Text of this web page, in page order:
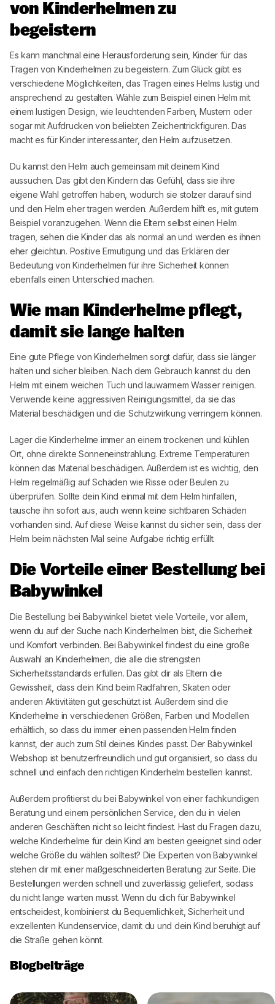
von Kinderhelmen zu
begeistern
Es kann manchmal eine Herausforderung sein, Kinder für das
Tragen von Kinderhelmen zu begeistern. Zum Glück gibt es
verschiedene Möglichkeiten, das Tragen eines Helms lustig und
ansprechend zu gestalten. Wähle zum Beispiel einen Helm mit
einem lustigen Design, wie leuchtenden Farben, Mustern oder
sogar mit Aufdrucken von beliebten Zeichentrickfiguren. Das
macht es für Kinder interessanter, den Helm aufzusetzen.
Du kannst den Helm auch gemeinsam mit deinem Kind
aussuchen. Das gibt den Kindern das Gefühl, dass sie ihre
eigene Wahl getroffen haben, wodurch sie stolzer darauf sind
und den Helm eher tragen werden. Außerdem hilft es, mit gutem
Beispiel voranzugehen. Wenn die Eltern selbst einen Helm
tragen, sehen die Kinder das als normal an und werden es ihnen
eher gleichtun. Positive Ermutigung und das Erklären der
Bedeutung von Kinderhelmen für ihre Sicherheit können
ebenfalls einen Unterschied machen.
Wie man Kinderhelme pflegt,
damit sie lange halten
Eine gute Pflege von Kinderhelmen sorgt dafür, dass sie länger
halten und sicher bleiben. Nach dem Gebrauch kannst du den
Helm mit einem weichen Tuch und lauwarmem Wasser reinigen.
Verwende keine aggressiven Reinigungsmittel, da sie das
Material beschädigen und die Schutzwirkung verringern können.
Lager die Kinderhelme immer an einem trockenen und kühlen
Ort, ohne direkte Sonneneinstrahlung. Extreme Temperaturen
können das Material beschädigen. Außerdem ist es wichtig, den
Helm regelmäßig auf Schäden wie Risse oder Beulen zu
überprüfen. Sollte dein Kind einmal mit dem Helm hinfallen,
tausche ihn sofort aus, auch wenn keine sichtbaren Schäden
vorhanden sind. Auf diese Weise kannst du sicher sein, dass der
Helm beim nächsten Mal seine Aufgabe richtig erfüllt.
Die Vorteile einer Bestellung bei
Babywinkel
Die Bestellung bei Babywinkel bietet viele Vorteile, vor allem,
wenn du auf der Suche nach Kinderhelmen bist, die Sicherheit
und Komfort verbinden. BeiBabywinkel findest du eine große
Auswahl an Kinderhelmen, die alle die strengsten
Sicherheitsstandards erfüllen. Das gibt dir als Eltern die
Gewissheit, dass dein Kind beim Radfahren, Skaten oder
anderen Aktivitäten gut geschützt ist. Außerdem sind die
Kinderhelme in verschiedenen Größen, Farben und Modellen
erhältlich, so dass du immer einen passenden Helm finden
kannst, der auch zum Stil deines Kindes passt. Der Babywinkel
Webshop ist benutzerfreundlich und gut organisiert, so dass du
schnell und einfach den richtigen Kinderhelm bestellen kannst.
Außerdem profitierst du beiBabywinkel von einer fachkundigen
Beratung und einem persönlichen Service, den du in vielen
anderen Geschäften nicht so leicht findest. Hast du Fragen dazu,
welche Kinderhelme für dein Kind am besten geeignet sind oder
welche Größe du wählen solltest? Die Experten vonBabywinkel
stehen dir mit einer maßgeschneiderten Beratung zur Seite. Die
Bestellungen werden schnell und zuverlässig geliefert, sodass
du nicht lange warten musst. Wenn du dich fürBabywinkel
entscheidest, kombinierst du Bequemlichkeit, Sicherheit und
exzellenten Kundenservice, damit du und dein Kind beruhigt auf
die Straße gehen könnt.
Blogbeiträge